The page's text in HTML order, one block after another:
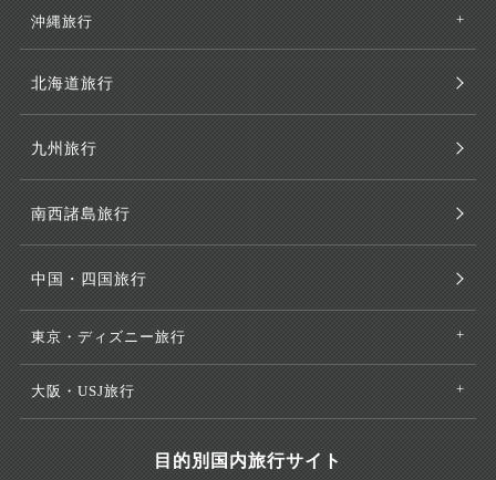
沖縄旅行
北海道旅行
九州旅行
南西諸島旅行
中国・四国旅行
東京・ディズニー旅行
大阪・USJ旅行
目的別国内旅行サイト